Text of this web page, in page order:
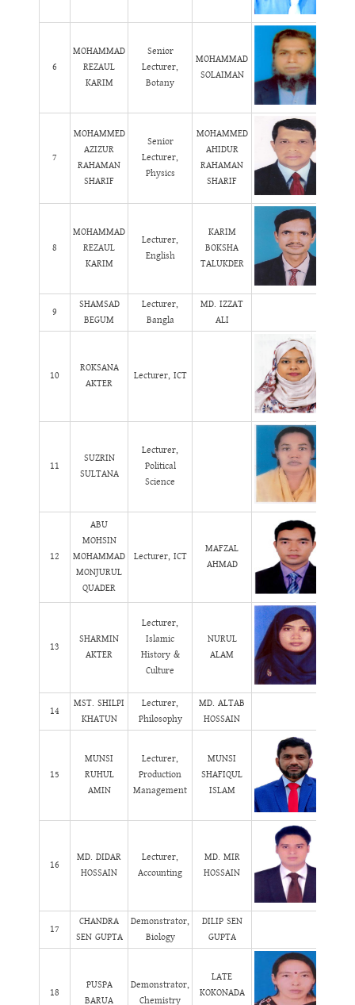
6
MOHAMMAD
REZAUL
KARIM
Senior
Lecturer,
Botany
MOHAMMAD
SOLAIMAN
7
MOHAMMED
AZIZUR
RAHAMAN
SHARIF
Senior
Lecturer,
Physics
MOHAMMED
AHIDUR
RAHAMAN
SHARIF
8
MOHAMMAD
REZAUL
KARIM
Lecturer,
English
KARIM
BOKSHA
TALUKDER
9
SHAMSAD
BEGUM
Lecturer,
Bangla
MD. IZZAT
ALI
10
ROKSANA
AKTER
Lecturer, ICT
11
SUZRIN
SULTANA
Lecturer,
Political
Science
12
ABU
MOHSIN
MOHAMMAD
MONJURUL
QUADER
Lecturer, ICT
MAFZAL
AHMAD
13
SHARMIN
AKTER
Lecturer,
Islamic
History &
Culture
NURUL
ALAM
14
MST. SHILPI
KHATUN
Lecturer,
Philosophy
MD. ALTAB
HOSSAIN
15
MUNSI
RUHUL
AMIN
Lecturer,
Production
Management
MUNSI
SHAFIQUL
ISLAM
16
MD. DIDAR
HOSSAIN
Lecturer,
Accounting
MD. MIR
HOSSAIN
17
CHANDRA
SEN GUPTA
Demonstrator,
Biology
DILIP SEN
GUPTA
18
PUSPA
BARUA
Demonstrator,
Chemistry
LATE
KOKONADA